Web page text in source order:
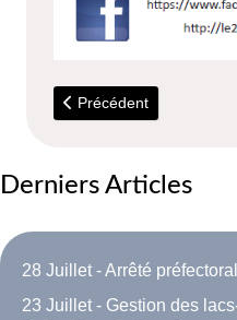
Article précédent : Plan
Précédent
Derniers Articles
28 Juillet - Arrêté
23 Juillet - Gestion des